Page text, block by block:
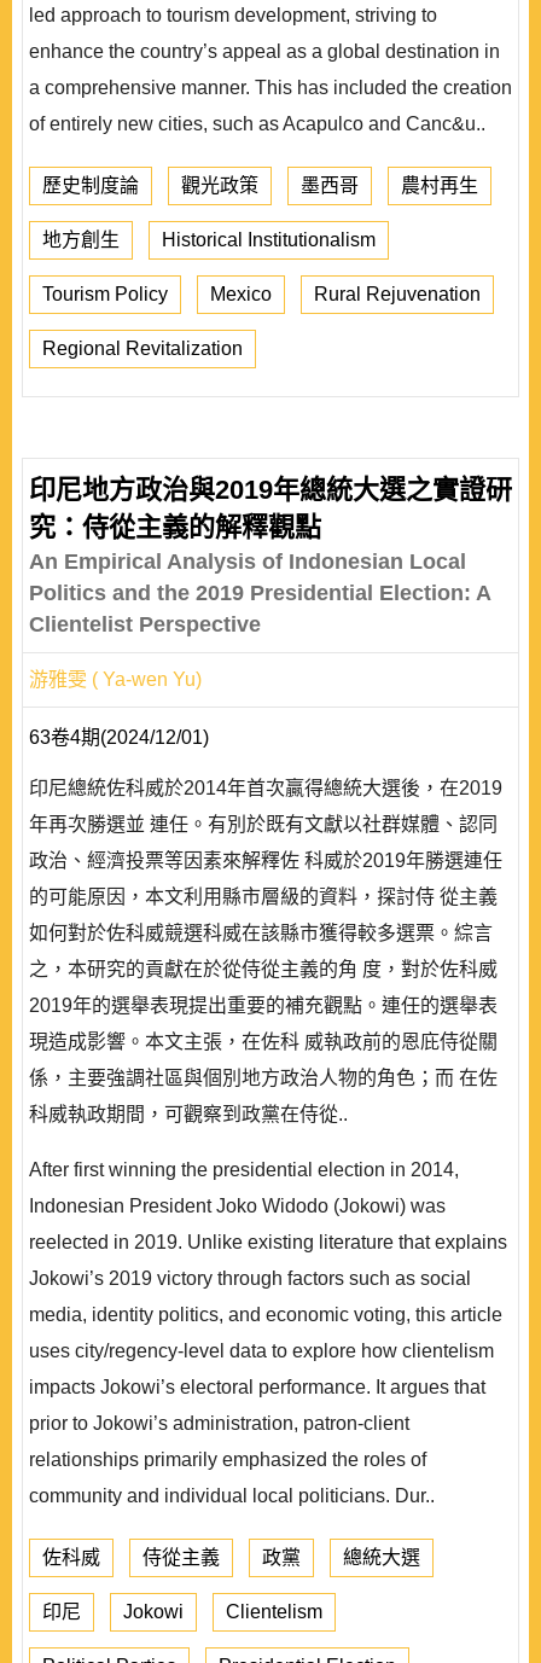
led approach to tourism development, striving to
enhance the country’s appeal as a global destination in
a comprehensive manner. This has included the creation
of entirely new cities, such as Acapulco and Canc&u..
歷史制度論 觀光政策 墨西哥 農村再生
地方創生 Historical Institutionalism
Tourism Policy Mexico Rural Rejuvenation
Regional Revitalization
印尼地方政治與2019年總統大選之實證研
究：侍從主義的解釋觀點
An Empirical Analysis of Indonesian Local
Politics and the 2019 Presidential Election: A
Clientelist Perspective
游雅雯 ( Ya-wen Yu)
63卷4期(2024/12/01)
印尼總統佐科威於2014年首次贏得總統大選後，在2019
年再次勝選並 連任。有別於既有文獻以社群媒體、認同
政治、經濟投票等因素來解釋佐 科威於2019年勝選連任
的可能原因，本文利用縣市層級的資料，探討侍 從主義
如何對於佐科威競選科威在該縣市獲得較多選票。綜言
之，本研究的貢獻在於從侍從主義的角 度，對於佐科威
2019年的選舉表現提出重要的補充觀點。連任的選舉表
現造成影響。本文主張，在佐科 威執政前的恩庇侍從關
係，主要強調社區與個別地方政治人物的角色；而 在佐
科威執政期間，可觀察到政黨在侍從..
After first winning the presidential election in 2014,
Indonesian President Joko Widodo (Jokowi) was
reelected in 2019. Unlike existing literature that explains
Jokowi’s 2019 victory through factors such as social
media, identity politics, and economic voting, this article
uses city/regency-level data to explore how clientelism
impacts Jokowi’s electoral performance. It argues that
prior to Jokowi’s administration, patron-client
relationships primarily emphasized the roles of
community and individual local politicians. Dur..
佐科威 侍從主義 政黨 總統大選
印尼 Jokowi Clientelism